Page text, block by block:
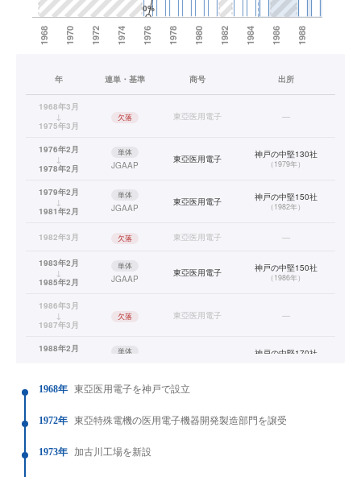
年 連単・基準 商号 出所
1968年3月
↓
1975年3月
欠落 東亞医用電子 —
1976年2月
↓
1978年2月
単体
JGAAP
東亞医用電子 神戸の中堅130社
（1979年）
1979年2月
↓
1981年2月
単体
JGAAP
東亞医用電子 神戸の中堅150社
（1982年）
1982年3月 欠落 東亞医用電子 —
1983年2月
↓
1985年2月
単体
JGAAP
東亞医用電子 神戸の中堅150社
（1986年）
1986年3月
↓
1987年3月
欠落 東亞医用電子 —
1988年2月
単体 神戸の中堅170社
1968年 東亞医用電子を神戸で設立
1972年 東亞特殊電機の医用電子機器開発製造部門を譲受
1973年 加古川工場を新設